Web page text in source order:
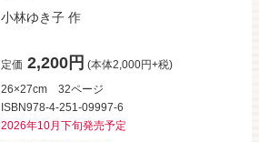
小林ゆき子 作
定価 2,200円 (本体2,000円+税)
26×27cm
32ページ
ISBN978-4-251-09997-6
2026年10月下旬発売予定